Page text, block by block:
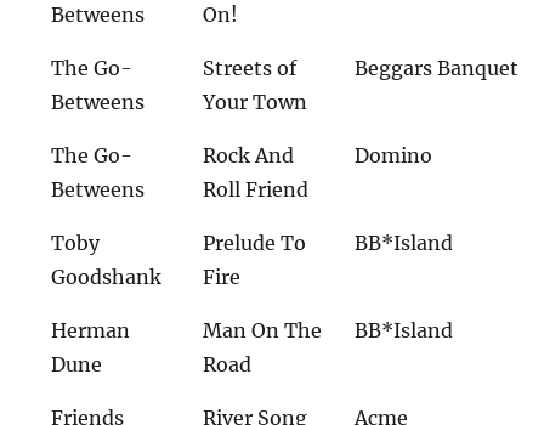
Betweens
On!
The Go-
Betweens
Streets of
Your Town
Beggars Banquet
The Go-
Betweens
Rock And
Roll Friend
Domino
Toby
Goodshank
Prelude To
Fire
BB*Island
Herman
Dune
Man On The
Road
BB*Island
Friends River Song Acme